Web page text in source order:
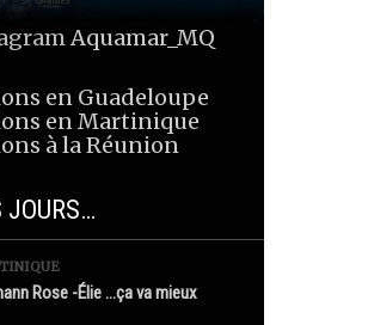
Aquamar_MQ
en Guadeloupe
en Martinique
à la Réunion
JOURS…
Rose -Élie …ça va mieux